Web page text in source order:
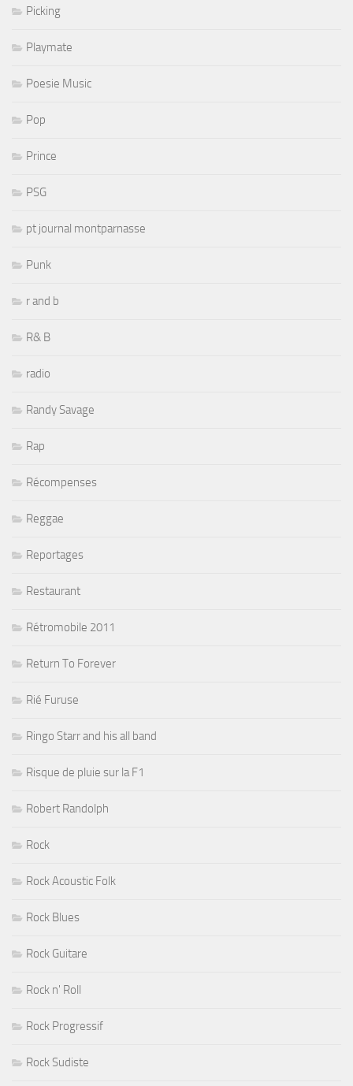
Picking
Playmate
Poesie Music
Pop
Prince
PSG
pt journal montparnasse
Punk
r and b
R& B
radio
Randy Savage
Rap
Récompenses
Reggae
Reportages
Restaurant
Rétromobile 2011
Return To Forever
Rié Furuse
Ringo Starr and his all band
Risque de pluie sur la F1
Robert Randolph
Rock
Rock Acoustic Folk
Rock Blues
Rock Guitare
Rock n' Roll
Rock Progressif
Rock Sudiste